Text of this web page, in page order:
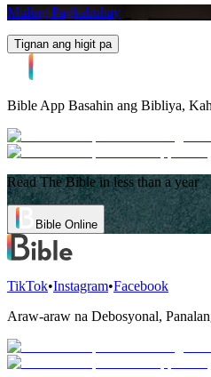
Muling Pagkabuhay
Tignan ang higit pa
Bible App Basahin ang Bibliya,
Read The Bible in less than a year
Bible Online
TikTok•Instagram•Facebook
Araw-araw na Debosyonal,